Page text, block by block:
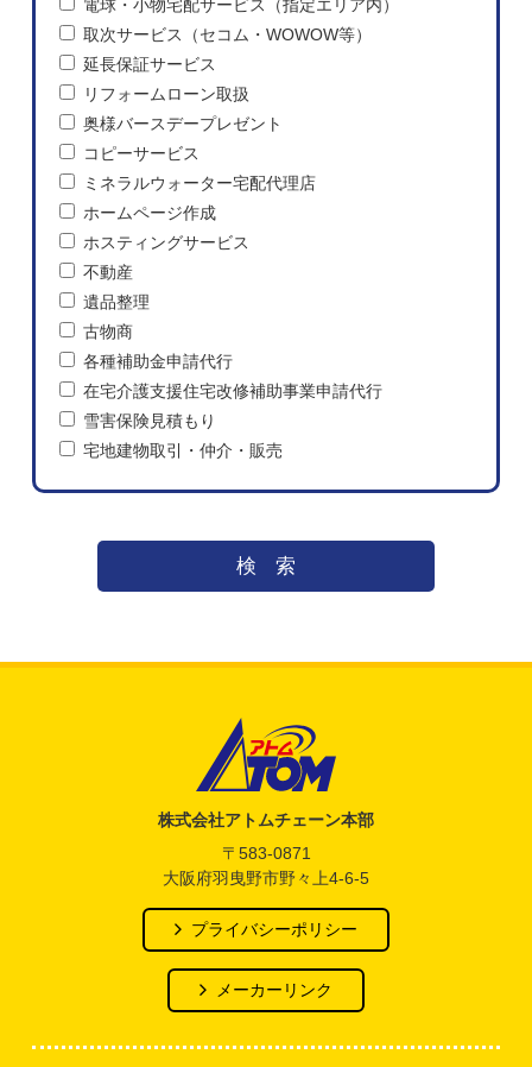
電球・小物宅配サービス（指定エリア内）
取次サービス（セコム・WOWOW等）
延長保証サービス
リフォームローン取扱
奥様バースデープレゼント
コピーサービス
ミネラルウォーター宅配代理店
ホームページ作成
ホスティングサービス
不動産
遺品整理
古物商
各種補助金申請代行
在宅介護支援住宅改修補助事業申請代行
雪害保険見積もり
宅地建物取引・仲介・販売
検索
株式会社アトムチェーン本部
〒583-0871
大阪府羽曳野市野々上4-6-5
プライバシーポリシー
メーカーリンク